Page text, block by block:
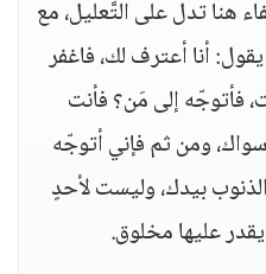
هنا تدل على التَّعليل، مع
أنا أعترف لك، فاغفر
فأتوجّه إلى مَن؟ فأنت
ومن ثم فإني أتوجّه
بيدك، وليست لأحدٍ
عليها مخلوق.